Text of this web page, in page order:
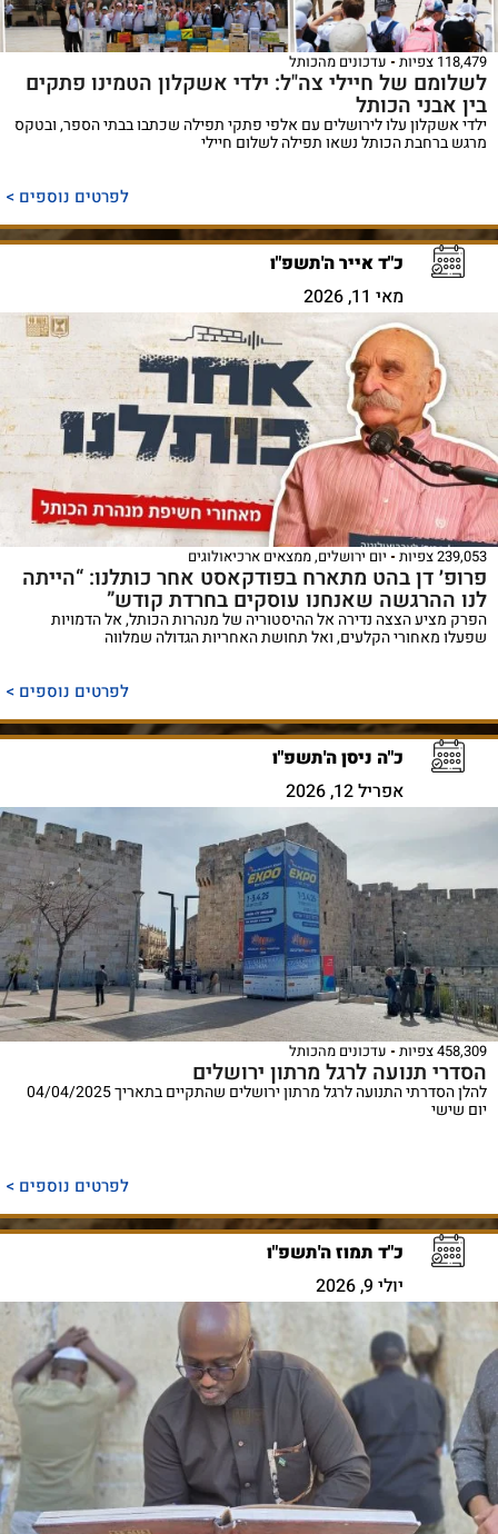
118,479 צפיות עדכונים מהכותל
לשלומם של חיילי צה"ל: ילדי אשקלון הטמינו פתקים
בין אבני הכותל
ילדי אשקלון עלו לירושלים עם אלפי פתקי תפילה שכתבו בבתי הספר, ובטקס
מרגש ברחבת הכותל נשאו תפילה לשלום חיילי
לפרטים נוספים >
כ"ד אייר ה'תשפ"ו
מאי 11, 2026
239,053 צפיות יום ירושלים,ממצאים ארכיאולוגים
פרופ׳ דן בהט מתארח בפודקאסט אחר כותלנו: “הייתה
לנו ההרגשה שאנחנו עוסקים בחרדת קודש”
הפרק מציע הצצה נדירה אל ההיסטוריה של מנהרות הכותל, אל הדמויות
שפעלו מאחורי הקלעים, ואל תחושת האחריות הגדולה שמלווה
לפרטים נוספים >
כ"ה ניסן ה'תשפ"ו
אפריל 12, 2026
458,309 צפיות עדכונים מהכותל
הסדרי תנועה לרגל מרתון ירושלים
להלן הסדרתי התנועה לרגל מרתון ירושלים שהתקיים בתאריך 04/04/2025
יום שישי
לפרטים נוספים >
כ"ד תמוז ה'תשפ"ו
יולי 9, 2026